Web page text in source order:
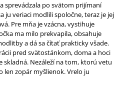
sprevádzala po svätom prijímaní
ju veriaci modlili spoločne, teraz je jej
Pre mňa je vzácna, vystihuje
ma milo prekvapila, obsahuje
a dá sa čítať prakticky všade.
pred svätostánkom, doma a hoci
skladná. Nezáleží na tom, ktorú vetu
len zopár myšlienok. Vrelo ju